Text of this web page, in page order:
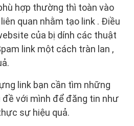
hợp thường thì toàn vào
quan nhằm tạo link . Điều
của bị dính các thuật
link một cách tràn lan ,
link bạn cần tìm những
đề với mình để đăng tin như
sự hiệu quả.